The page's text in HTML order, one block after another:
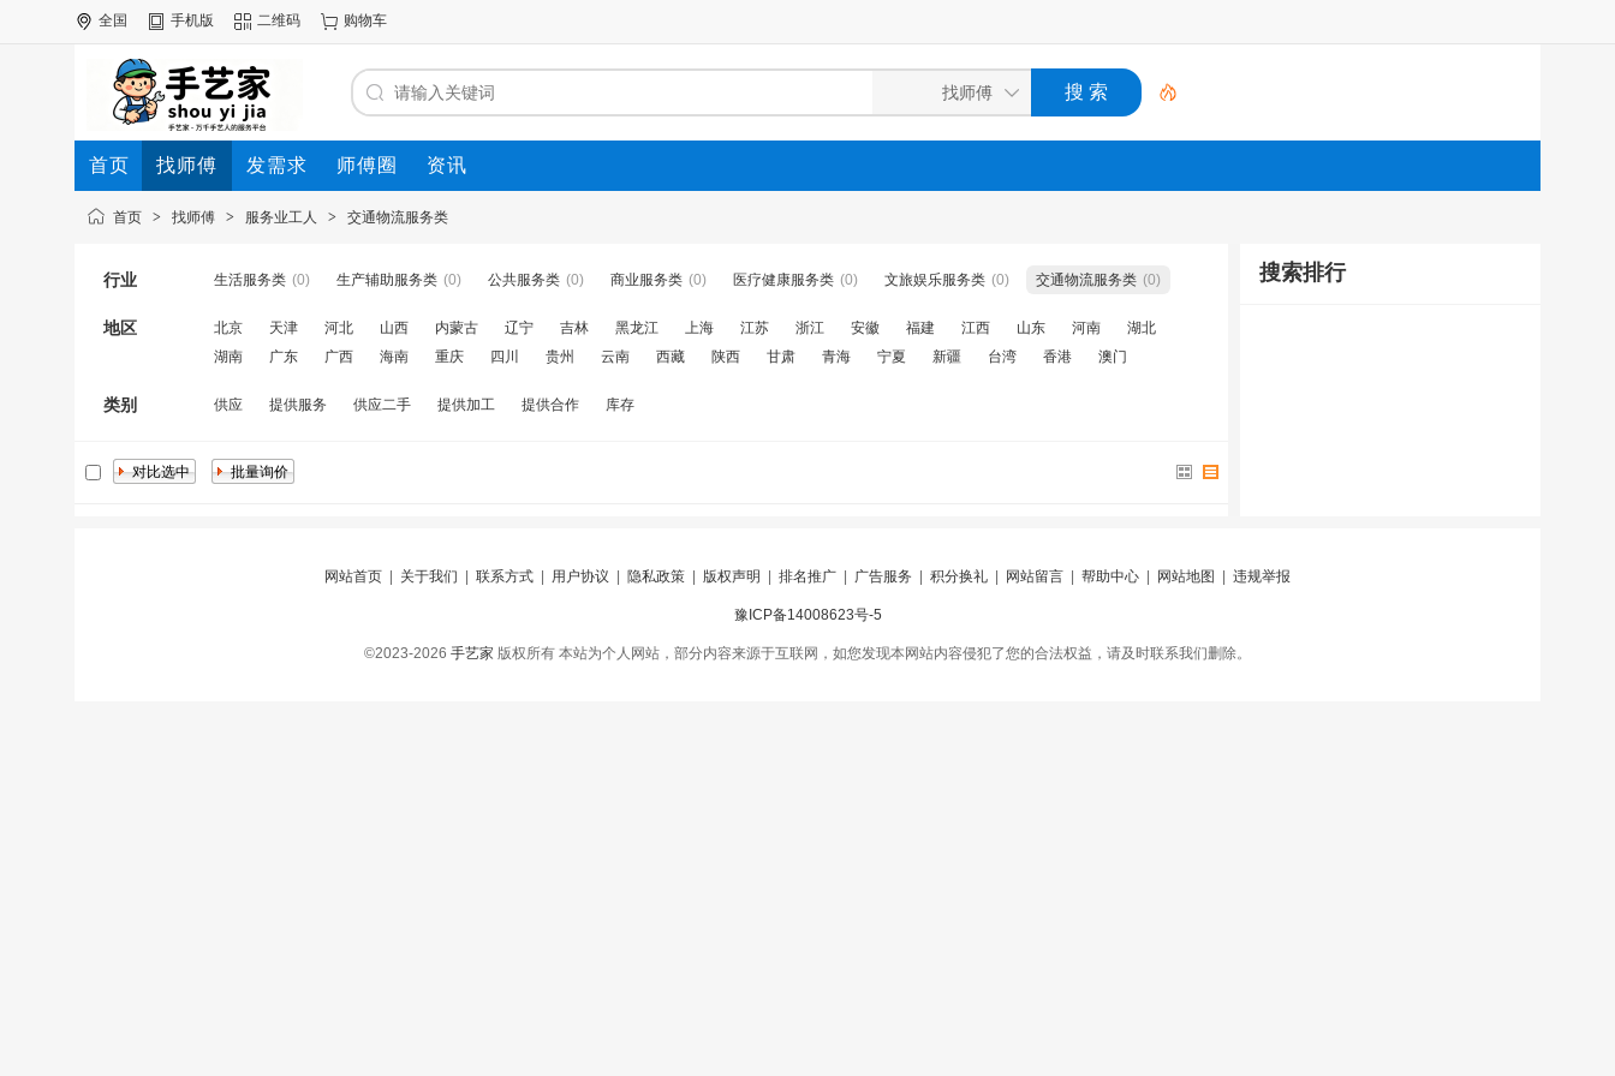
全国 手机版 二维码 购物车
首页 找师傅 发需求 师傅圈 资讯
首页 > 找师傅 > 服务业工人 > 交通物流服务类
行业 生活服务类 (0) 生产辅助服务类 (0) 公共服务类 (0) 商业服务类 (0) 医疗健康服务类 (0) 文旅娱乐服务类 (0) 交通物流服务类 (0)
地区 北京 天津 河北 山西 内蒙古 辽宁 吉林 黑龙江 上海 江苏 浙江 安徽 福建 江西 山东 河南
湖北
湖南
广东 广西 海南 重庆 四川 贵州 云南 西藏 陕西 甘肃 青海 宁夏 新疆 台湾 香港 澳门
类别 供应 提供服务 供应二手 提供加工 提供合作 库存
搜索排行
网站首页 关于我们 联系方式 用户协议 隐私政策 版权声明 排名推广 广告服务 积分换礼 网站留言 帮助中心 网站地图 违规举报
豫ICP备14008623号-5
©2023-2026 手艺家 版权所有 本站为个人网站，部分内容来源于互联网，如您发现本网站内容侵犯了您的合法权益，请及时联系我们删除。